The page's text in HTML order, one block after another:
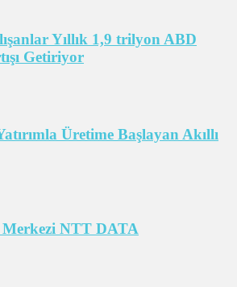
Yıllık 1,9 trilyon ABD
Getiriyor
Üretime Başlayan Akıllı
NTT DATA